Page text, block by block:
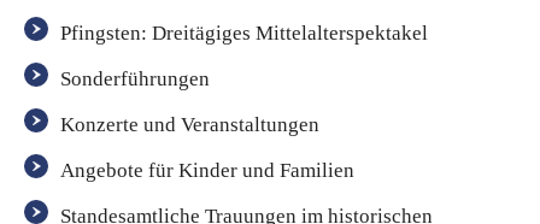
Pfingsten: Dreitägiges Mittelalterspektakel
Sonderführungen
Konzerte und Veranstaltungen
Angebote für Kinder und Familien
Standesamtliche Trauungen im historischen